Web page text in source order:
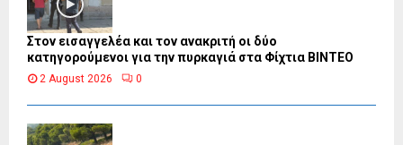
Στον εισαγγελέα και τον ανακριτή οι δύο
κατηγορούμενοι για την πυρκαγιά στα Φίχτια ΒΙΝΤΕΟ
2 August 2026 0